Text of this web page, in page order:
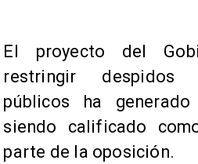
El proyecto del
restringir despidos
públicos ha
siendo calificado
parte de la oposición.